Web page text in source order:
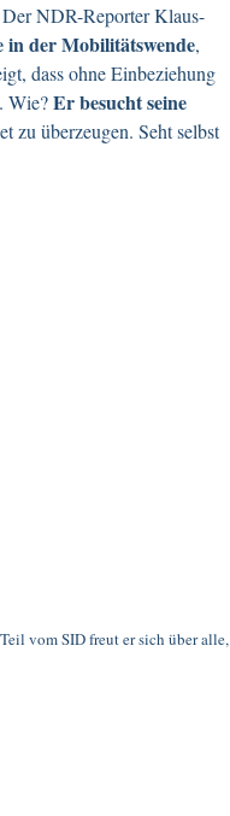
NDR-Reporter Klaus-
in der Mobilitätswende,
dass ohne Einbeziehung
Wie?Er besucht seine
zu überzeugen. Seht selbst
vom SID freut er sich über alle,